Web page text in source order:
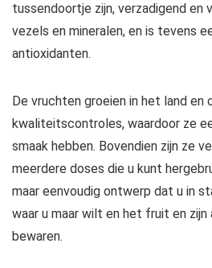
tussendoortje zijn, verzadigend en
vezels en mineralen, en is tevens
antioxidanten.
De vruchten groeien in het land en
kwaliteitscontroles, waardoor ze
smaak hebben. Bovendien zijn ze
meerdere doses die u kunt
maar eenvoudig ontwerp dat u in
waar u maar wilt en het fruit en zijn
bewaren.